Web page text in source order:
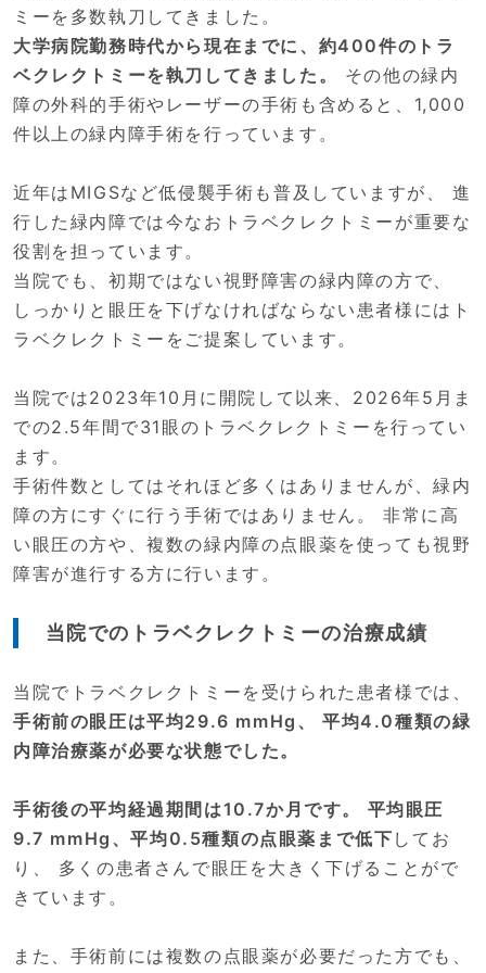
ミーを多数執刀してきました。
大学病院勤務時代から現在までに、約400件のトラ
ベクレクトミーを執刀してきました。
その他の緑内
障の外科的手術やレーザーの手術も含めると、1,000
件以上の緑内障手術を行っています。
近年はMIGSなど低侵襲手術も普及していますが、 進
行した緑内障では今なおトラベクレクトミーが重要な
役割を担っています。
当院でも、初期ではない視野障害の緑内障の方で、
しっかりと眼圧を下げなければならない患者様にはト
ラベクレクトミーをご提案しています。
当院では2023年10月に開院して以来、2026年5月ま
での2.5年間で31眼のトラベクレクトミーを行ってい
ます。
手術件数としてはそれほど多くはありませんが、緑内
障の方にすぐに行う手術ではありません。 非常に高
い眼圧の方や、複数の緑内障の点眼薬を使っても視野
障害が進行する方に行います。
当院でのトラベクレクトミーの治療成績
当院でトラベクレクトミーを受けられた患者様では、
手術前の眼圧は平均29.6 mmHg、 平均4.0種類の緑
内障治療薬が必要な状態でした。
手術後の平均経過期間は10.7か月です。 平均眼圧
9.7 mmHg、平均0.5種類の点眼薬まで低下 してお
り、 多くの患者さんで眼圧を大きく下げることがで
きています。
また、手術前には複数の点眼薬が必要だった方でも、